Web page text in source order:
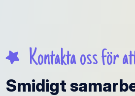
Kontakta oss för
Smidigt